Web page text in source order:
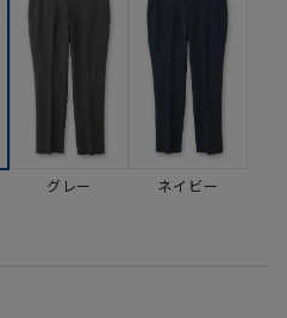
グレー ネイビー